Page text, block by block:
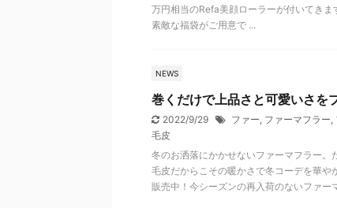
万円相当のRefa美顔ローラーが付いてき
素敵な福袋がご用意で ...
NEWS
巻くだけで上品さと可愛いさを
2022/9/29 ファー, ファーマフラー,
毛皮
冬のお洒落にかかせないファーマフラー
毛皮だからこその暖かさで冬コーデを華
販売中！今シーズンの再入荷のないファー